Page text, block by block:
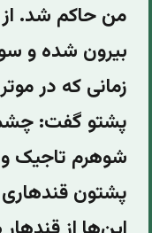
من حاکم شد.
بیرون شده و
زمانی ‌که در
پشتو گفت:
شوهرم تاجیک
پشتون